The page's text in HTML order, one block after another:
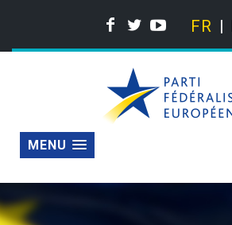
FR
MENU